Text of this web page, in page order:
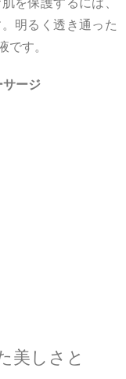
明るく透き通った
す。
ージ
美しさと